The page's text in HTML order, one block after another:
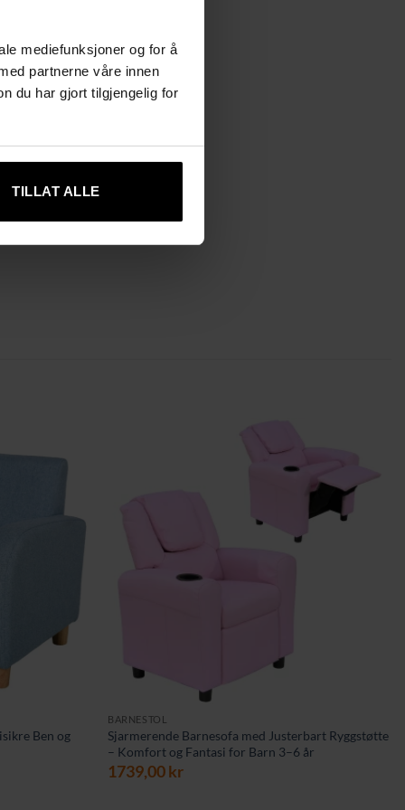
mediefunksjoner og for å
partnerne våre innen
du har gjort tilgjengelig for
TILLAT ALLE
Ben og
BARNESTOL
Sjarmerende Barnesofa med Justerbart Ryggstøtte
– Komfort og Fantasi for Barn 3–6 år
1739,00kr